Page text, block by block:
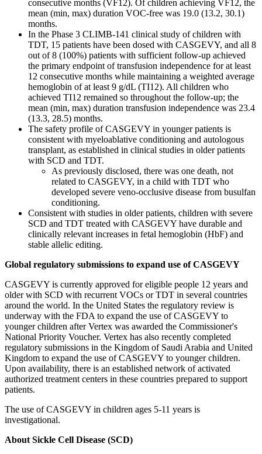
consecutive months (VF12). Of children achieving VF12, the
mean (min, max) duration VOC-free was 19.0 (13.2, 30.1)
months.
In the Phase 3 CLIMB-141 clinical study of children with
TDT, 15 patients have been dosed with CASGEVY, and all 8
out of 8 (100%) patients with sufficient follow-up achieved
the primary endpoint of transfusion independence for at least
12 consecutive months while maintaining a weighted average
hemoglobin of at least 9 g/dL (TI12). All children who
achieved TI12 remained so throughout the follow-up; the
mean (min, max) duration transfusion independence was 23.4
(13.3, 28.5) months.
The safety profile of CASGEVY in younger patients is
consistent with myeloablative conditioning and autologous
transplant, as established in clinical studies in older patients
with SCD and TDT.
As previously disclosed, there was one death, not
related to CASGEVY, in a child with TDT who
developed severe veno-occlusive disease from busulfan
conditioning.
Consistent with studies in older patients, children with severe
SCD and TDT treated with CASGEVY have durable and
clinically relevant increases in fetal hemoglobin (HbF) and
stable allelic editing.
Global regulatory submissions to expand use of CASGEVY
CASGEVY is currently approved for eligible people 12 years and
older with SCD with recurrent VOCs or TDT in several countries
around the world. In the United States the regulatory review is
underway with the FDA to expand the use of CASGEVY to
younger children after Vertex was awarded the Commissioner's
National Priority Voucher. Vertex has also recently completed
regulatory submissions in the Kingdom of Saudi Arabia and United
Kingdom to expand the use of CASGEVY to younger children.
Upon availability, there is an established network of activated
authorized treatment centers in these countries prepared to support
patients.
The use of CASGEVY in children ages 5-11 years is
investigational.
About Sickle Cell Disease (SCD)